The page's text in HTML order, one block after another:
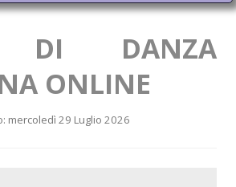
DI DANZA
ONLINE
mercoledì 29 Luglio 2026